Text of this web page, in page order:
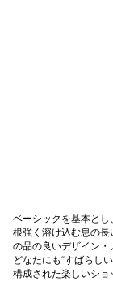
ベーシックを基本と
根強く溶け込む息の
の品の良いデザイン・
どなたにも“すばらし
構成された楽しいショ